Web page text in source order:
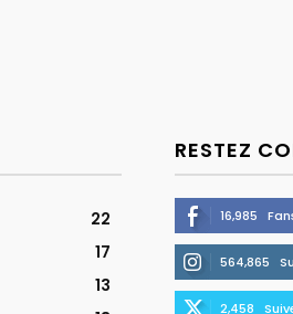
22
17
13
RESTEZ
16,985
564,865
2,458